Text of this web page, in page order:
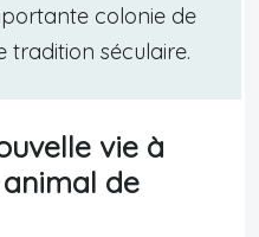
colonie de
tradition séculaire.
vie à
de